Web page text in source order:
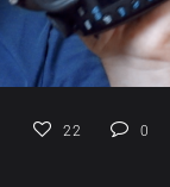
22 0